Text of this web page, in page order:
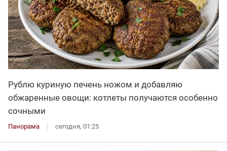
Рублю куриную печень ножом и добавляю
обжаренные овощи: котлеты получаются особенно
сочными
Панорама сегодня, 01:25